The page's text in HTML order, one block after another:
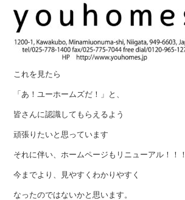
これを見たら
「あ！ユーホームズだ！」と、
皆さんに認識してもらえるよう
頑張りたいと思っています
それに伴い、ホームページもリニューアル！！！
今までより、見やすくわかりやすく
なったのではないかと思います。